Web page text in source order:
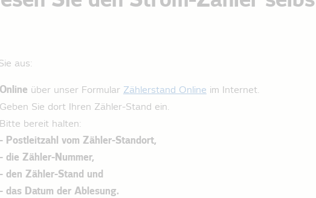
aus:
Online über unser Formular Zählerstand Online im Internet.
Geben Sie dort Ihren Zähler-Stand ein.
Bitte bereit halten:
- Postleitzahl vom Zähler-Standort,
- die Zähler-Nummer,
- den Zähler-Stand und
- das Datum der Ablesung.